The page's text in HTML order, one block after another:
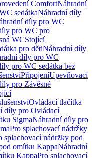
ComfortNáhradní
WC sedátkaNáhradní díly
díly pro WC
pro WC pro
WCStojící
pro dětiNáhradní díly
díly pro WC
pro WC sedátka bez
PřipojeníUpevňovací
pro Závěsné
Ovládací tlačítka
díly pro Ovládací
SigmaNáhradní díly pro
Pro splachovací nádržky
splachovací nádržky pod
omítku KappaNáhradní
KappaPro splachovací